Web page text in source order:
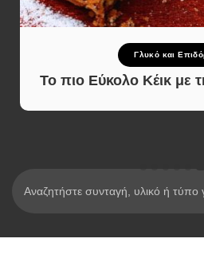
Γλυκό και
Το πιο Εύκολο Κέικ με